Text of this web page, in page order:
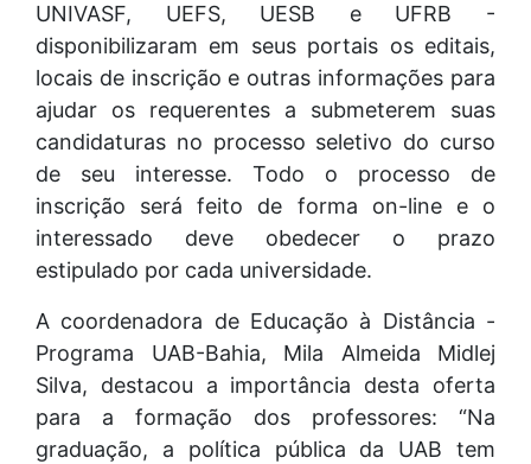
UNIVASF, UEFS, UESB e UFRB -
disponibilizaram em seus portais os editais,
locais de inscrição e outras informações para
ajudar os requerentes a submeterem suas
candidaturas no processo seletivo do curso
de seu interesse. Todo o processo de
inscrição será feito de forma on-line e o
interessado deve obedecer o prazo
estipulado por cada universidade.
A coordenadora de Educação à Distância -
Programa UAB-Bahia, Mila Almeida Midlej
Silva, destacou a importância desta oferta
para a formação dos professores: “Na
graduação, a política pública da UAB tem